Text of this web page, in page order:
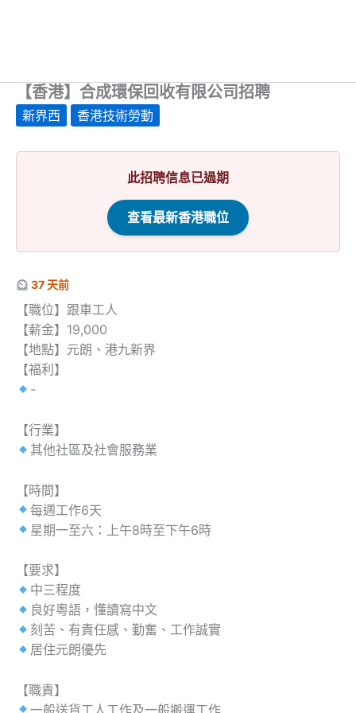
【香港】合成環保回收有限公司招聘
新界西 香港技術勞動
此招聘信息已過期
查看最新香港職位
37 天前
【職位】跟車工人
【薪金】19,000
【地點】元朗、港九新界
【福利】
-
【行業】
其他社區及社會服務業
【時間】
每週工作6天
星期一至六：上午8時至下午6時
【要求】
中三程度
良好粵語，懂讀寫中文
刻苦、有責任感、勤奮、工作誠實
居住元朗優先
【職責】
一般送貨工人工作及一般搬運工作